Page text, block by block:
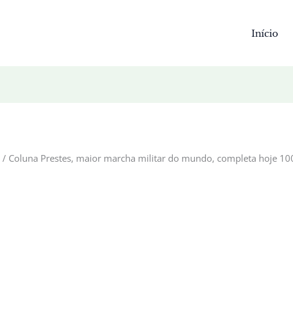
Início
Coluna Prestes, maior marcha militar do mundo, completa hoje